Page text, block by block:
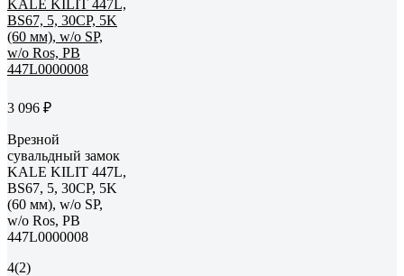
3 096 ₽
Врезной
сувальдный замок
KALE KILIT 447L,
BS67, 5, 30CP, 5K
(60 мм), w/o SP,
w/o Ros, PB
447L0000008
4(2)